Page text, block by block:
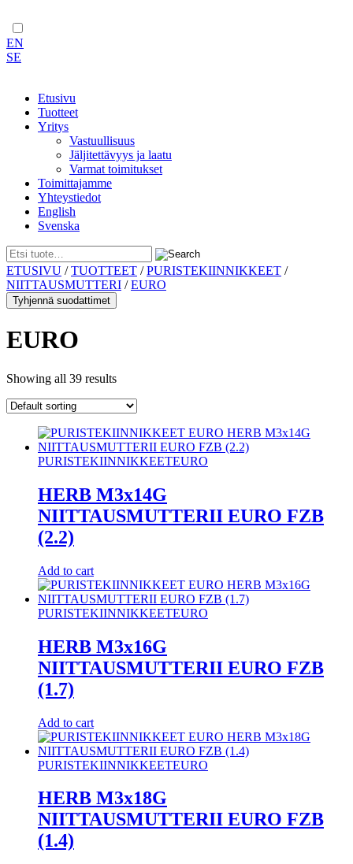
EN
SE
Etusivu
Tuotteet
Yritys
Vastuullisuus
Jäljitettävyys ja laatu
Varmat toimitukset
Toimittajamme
Yhteystiedot
English
Svenska
Skip
to
content
ETUSIVU /TUOTTEET /PURISTEKIINNIKKEET /
NIITTAUSMUTTERI /EURO
Tyhjennä suodattimet
EURO
Showing all 39 results
PURISTEKIINNIKKEETEURO
HERB M3x14G
NIITTAUSMUTTERII EURO FZB
(2.2)
Add to cart
PURISTEKIINNIKKEETEURO
HERB M3x16G
NIITTAUSMUTTERII EURO FZB
(1.7)
Add to cart
PURISTEKIINNIKKEETEURO
HERB M3x18G
NIITTAUSMUTTERII EURO FZB
(1.4)